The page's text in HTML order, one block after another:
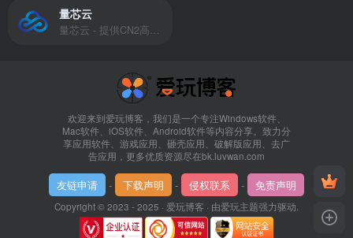
量芯云
量芯云 - 提供CN2高速香港美国云服务器&专业高防服务器租用等云服务器供应商
欢迎来到爱玩博客，我们是一个专注Windows软件、
Mac软件、iOS软件、Android软件等内容分享。致力分
享应用软件、游戏应用、砸壳应用、破解版应用、去广
告应用，更多优质资源尽在bk.luvwan.com
友链申请 - 下载声明 - 侵权联系 - 免责声明
Copyright © 2023 - 2025 · 爱玩博客 · 由爱玩主题强力驱动.